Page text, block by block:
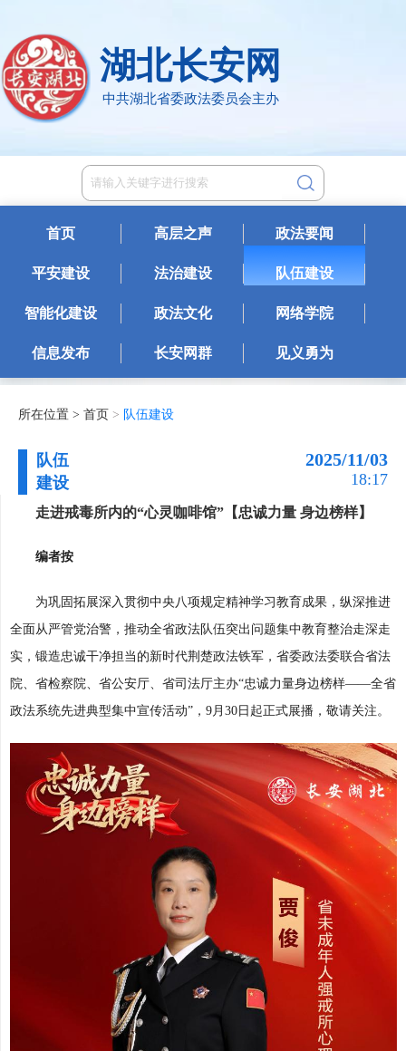
湖北长安网
中共湖北省委政法委员会主办
首页 高层之声 政法要闻
平安建设 法治建设 队伍建设
智能化建设 政法文化 网络学院
信息发布 长安网群 见义勇为
所在位置 > 首页 > 队伍建设
队伍
建设
2025/11/03
18:17
走进戒毒所内的“心灵咖啡馆”【忠诚力量 身边榜样】
编者按
为巩固拓展深入贯彻中央八项规定精神学习教育成果，纵深推进
全面从严管党治警，推动全省政法队伍突出问题集中教育整治走深走
实，锻造忠诚干净担当的新时代荆楚政法铁军，省委政法委联合省法
院、省检察院、省公安厅、省司法厅主办“忠诚力量身边榜样——全省
政法系统先进典型集中宣传活动”，9月30日起正式展播，敬请关注。